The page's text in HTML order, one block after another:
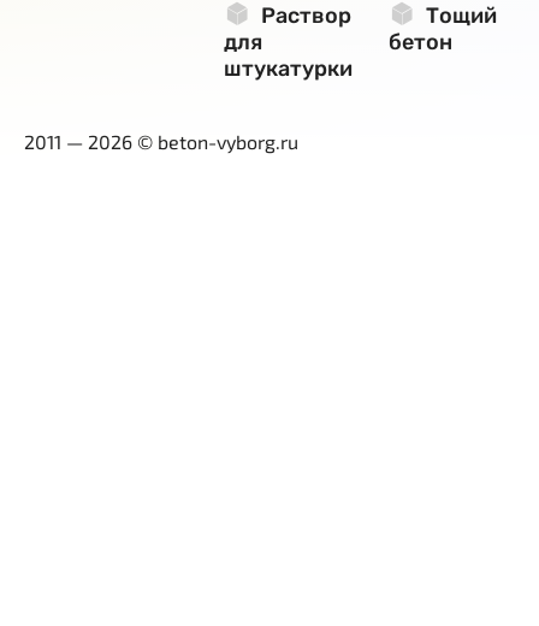
Раствор
для
штукатурки
Тощий
бетон
2011 — 2026 © beton-vyborg.ru